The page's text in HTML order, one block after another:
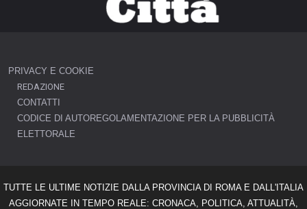
PRIVACY E COOKIE
REDAZIONE
CONTATTI
CODICE DI AUTOREGOLAMENTAZIONE PER LA PUBBLICITÀ
ELETTORALE
TUTTE LE ULTIME NOTIZIE DALLA PROVINCIA DI ROMA E DALL'ITALIA
AGGIORNATE IN TEMPO REALE: CRONACA, POLITICA, ATTUALITÀ,